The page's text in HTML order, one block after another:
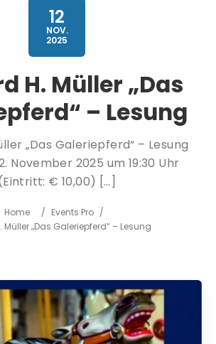
12
NOV.
2025
H. Müller „Das
– Lesung
„Das Galeriepferd“ – Lesung
November 2025 um 19:30 Uhr
€ 10,00) […]
Home / Events Pro /
Müller „Das Galeriepferd“ – Lesung